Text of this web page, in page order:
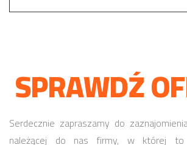
SPRAWDŹ
Serdecznie zapraszamy do
należącej do nas firmy, w której to